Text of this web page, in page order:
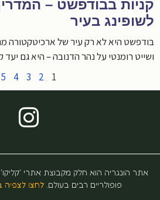
קניות בבודפשט –
לשופינג בעיר
בודפשט היא לא רק עיר של ארכיטקטורה
ושייט רומנטי על נהר הדנובה – היא גם יעד
1
2
3
4
5
אתר הונגריה הוא חלק מקבוצת אתרי 'קליקו'
פופולריים רבים בעולם. לחצו לצפיה